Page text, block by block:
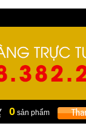
0 sản phẩm